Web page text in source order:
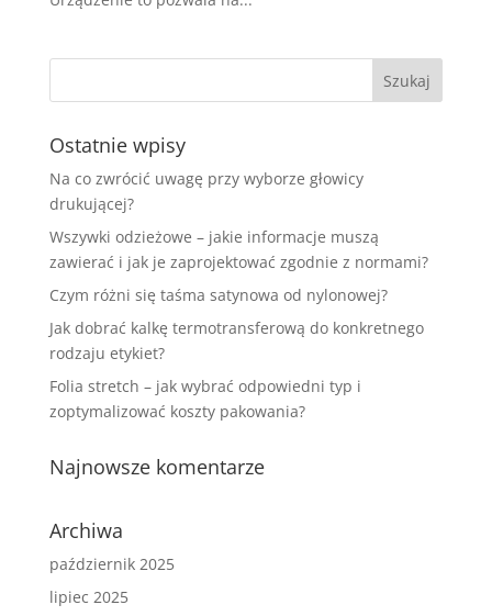
Ostatnie wpisy
Na co zwrócić uwagę przy wyborze głowicy
drukującej?
Wszywki odzieżowe – jakie informacje muszą
zawierać i jak je zaprojektować zgodnie z normami?
Czym różni się taśma satynowa od nylonowej?
Jak dobrać kalkę termotransferową do konkretnego
rodzaju etykiet?
Folia stretch – jak wybrać odpowiedni typ i
zoptymalizować koszty pakowania?
Najnowsze komentarze
Archiwa
październik 2025
lipiec 2025